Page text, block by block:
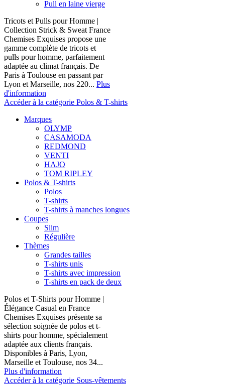
Pull en laine vierge
Tricots et Pulls pour Homme |
Collection Strick & Sweat France
Chemises Exquises propose une
gamme complète de tricots et
pulls pour homme, parfaitement
adaptée au climat français. De
Paris à Toulouse en passant par
Lyon et Marseille, nos 220... Plus
d'information
Accéder à la catégorie Polos & T-shirts
Marques
OLYMP
CASAMODA
REDMOND
VENTI
HAJO
TOM RIPLEY
Polos & T-shirts
Polos
T-shirts
T-shirts à manches longues
Coupes
Slim
Régulière
Thèmes
Grandes tailles
T-shirts unis
T-shirts avec impression
T-shirts en pack de deux
Polos et T-Shirts pour Homme |
Élégance Casual en France
Chemises Exquises présente sa
sélection soignée de polos et t-
shirts pour homme, spécialement
adaptée aux clients français.
Disponibles à Paris, Lyon,
Marseille et Toulouse, nos 34...
Plus d'information
Accéder à la catégorie Sous-vêtements